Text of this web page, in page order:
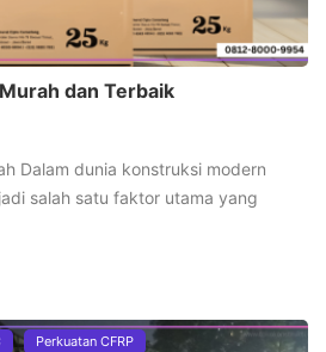
dan Terbaik
Dalam dunia konstruksi modern
salah satu faktor utama yang
Perkuatan CFRP